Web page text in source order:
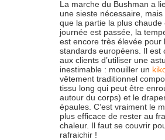
La marche du Bushman a
une sieste nécessaire,
que la partie la plus chaude
journée est passée, la
est encore très élevée pour
standards européens. Il est
aux clients d’utiliser une
inestimable : mouiller un
vêtement traditionnel
tissu long qui peut être
autour du corps) et le
épaules. C’est vraiment le
plus efficace de rester au
chaleur. Il faut se couvrir
rafraichir !